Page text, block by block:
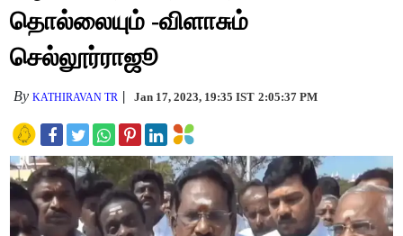
தொல்லையும் -விளாசும்
செல்லூர்ராஜூ
ByKATHIRAVAN TR Jan 17, 2023, 19:35 IST 2:05:37 PM